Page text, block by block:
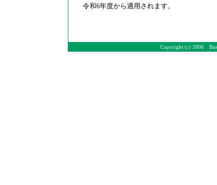
令和6年度から適用されます。
Copyright (c) 2006